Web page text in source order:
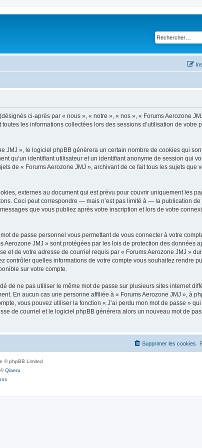
ci-après par « nous », « notre », « nos », « Forums Aerozone
les informations collectées lors des sessions d’utilisation de votre
JMJ », le logiciel phpBB génèrera un certain nombre de cookies qui
qu’un identifiant utilisateur et un identifiant anonyme de session qui
de « Forums Aerozone JMJ », archivant de ce fait tous les sujets que
externes au document qui est prévu pour couvrir uniquement les
Ceci peut correspondre — mais n’est pas limité à — la publication de
que vous publiez après votre inscription et lors de votre
de passe personnel vous permettant de vous connecter à votre
JMJ » sont protégées par les lois de protection des données
et de votre adresse de courriel requis par « Forums Aerozone JMJ »
contrôler quelles informations de votre compte vous souhaitez rendre
sur votre compte.
de ne pas utiliser le même mot de passe sur plusieurs sites internet
En aucun cas une personne affiliée à « Forums Aerozone JMJ », à
vous pouvez utiliser la fonction « J’ai perdu mon mot de passe »
de courriel et le logiciel phpBB générera alors un nouveau mot de
Supprimer les cookies
© phpBB Limited
©Qiaeru